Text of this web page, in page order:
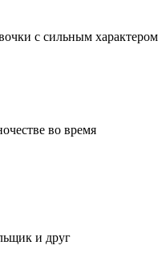
с сильным характером
во время
и друг